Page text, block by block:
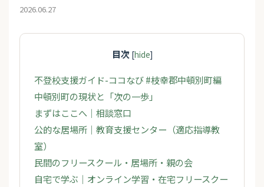
2026.06.27
目次 [hide]
不登校支援ガイド-ココなび #枝幸郡中頓別町編
中頓別町の現状と「次の一歩」
まずはここへ｜相談窓口
公的な居場所｜教育支援センター（適応指導教
室）
民間のフリースクール・居場所・親の会
自宅で学ぶ｜オンライン学習・在宅フリースクー